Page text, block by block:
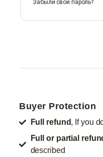
Забыли свой пароль?
Buyer Protection
Full refund, If you
Full or partial
described